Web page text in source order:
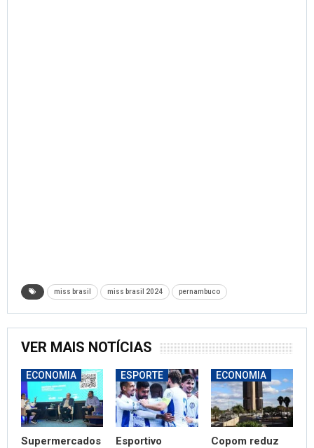
miss brasil miss brasil 2024 pernambuco
VER MAIS NOTÍCIAS
ECONOMIA
Supermercados
ESPORTE
Esportivo
ECONOMIA
Copom reduz